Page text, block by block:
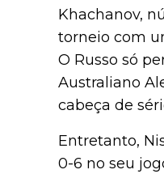
Khachanov,
torneio com
O Russo só
Australiano
cabeça de
Entretanto,
0-6 no seu